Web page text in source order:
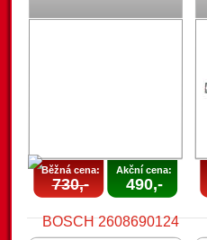
Běžná cena:
730,-
Akční cena:
490,-